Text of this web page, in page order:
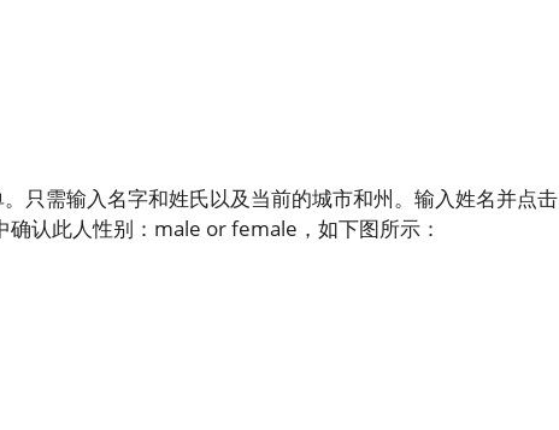
只需输入名字和姓氏以及当前的城市和州。输入姓名并点击
认此人性别：male or female，如下图所示：